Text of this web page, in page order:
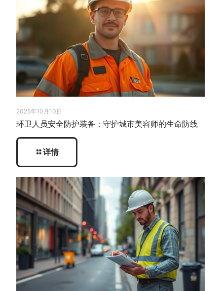
2025年10月10日
环卫人员安全防护装备：守护城市美容师的生命防线
详情